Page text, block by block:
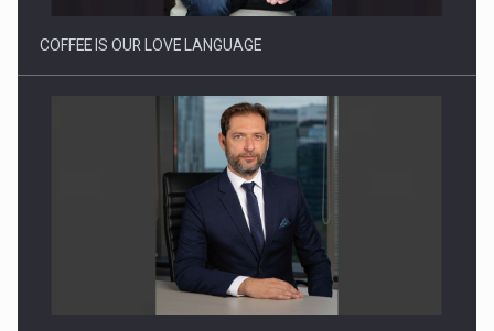
COFFEE IS OUR LOVE LANGUAGE